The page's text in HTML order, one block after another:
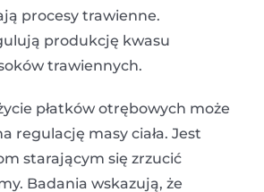
procesy trawienne.
produkcję kwasu
trawiennych.
płatków otrębowych może
regulację masy ciała. Jest
starającym się zrzucić
Badania wskazują, że